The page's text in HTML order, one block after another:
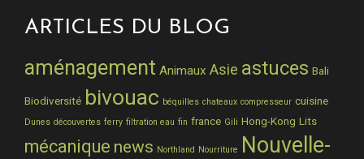
ARTICLES DU BLOG
aménagement Animaux Asie astuces Bali
Biodiversité bivouac béquilles chateaux compresseur cuisine
Dunes découvertes ferry filtration eau fin france Gili Hong-Kong Lits
mécanique news Northland Nourriture Nouvelle-